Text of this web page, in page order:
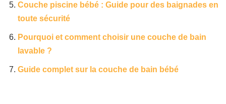
Couche piscine bébé : Guide pour des baignades en
toute sécurité
Pourquoi et comment choisir une couche de bain
lavable ?
Guide complet sur la couche de bain bébé